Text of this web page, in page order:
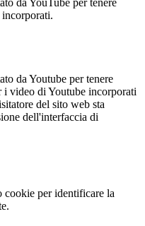
da YouTube per tenere
da Youtube per tenere
i video di Youtube incorporati
del sito web sta
dell'interfaccia di
cookie per identificare la